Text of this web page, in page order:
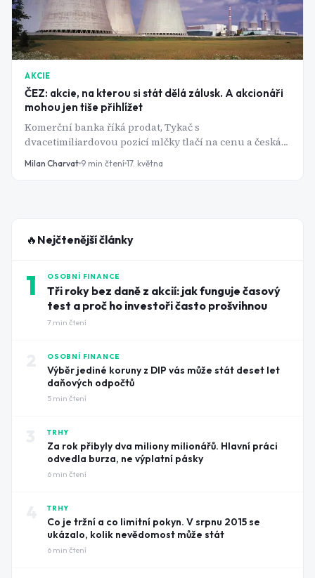
AKCIE
ČEZ: akcie, na kterou si stát dělá zálusk. A akcionáři
mohou jen tiše přihlížet
Komerční banka říká prodat, Tykač s
dvacetimiliardovou pozicí mlčky tlačí na cenu a česká
akcionář v té hře nehraje. Drobný akcionář čeká.
Milan Charvat 9 min čtení 17. května
🔥 Nejčtenější články
1 OSOBNÍ FINANCE
Tři roky bez daně z akcií: jak funguje časový
test a proč ho investoři často prošvihnou
7 min čtení
OSOBNÍ FINANCE
Výběr jediné koruny z DIP vás může stát deset let
daňových odpočtů
5 min čtení
TRHY
Za rok přibyly dva miliony milionářů. Hlavní práci
odvedla burza, ne výplatní pásky
6 min čtení
TRHY
Co je tržní a co limitní pokyn. V srpnu 2015 se
ukázalo, kolik nevědomost může stát
6 min čtení